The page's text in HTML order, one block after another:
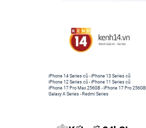
iPhone 14 Series cũ -iPhone 13 Series cũ
iPhone 12 Series cũ -iPhone 11 Series cũ
iPhone 17 Pro Max 256GB -iPhone 17 Pro 256GB
Galaxy A Series - Redmi Series